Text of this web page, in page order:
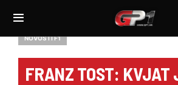
NOVOSTI F1
FRANZ TOST: KVJAT